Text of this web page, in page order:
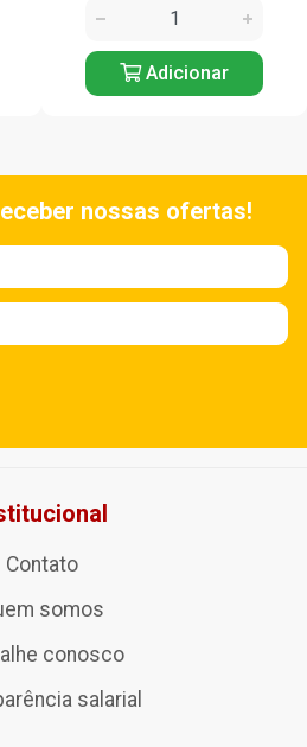
Adicionar
nossas ofertas!
Contato
somos
conosco
salarial